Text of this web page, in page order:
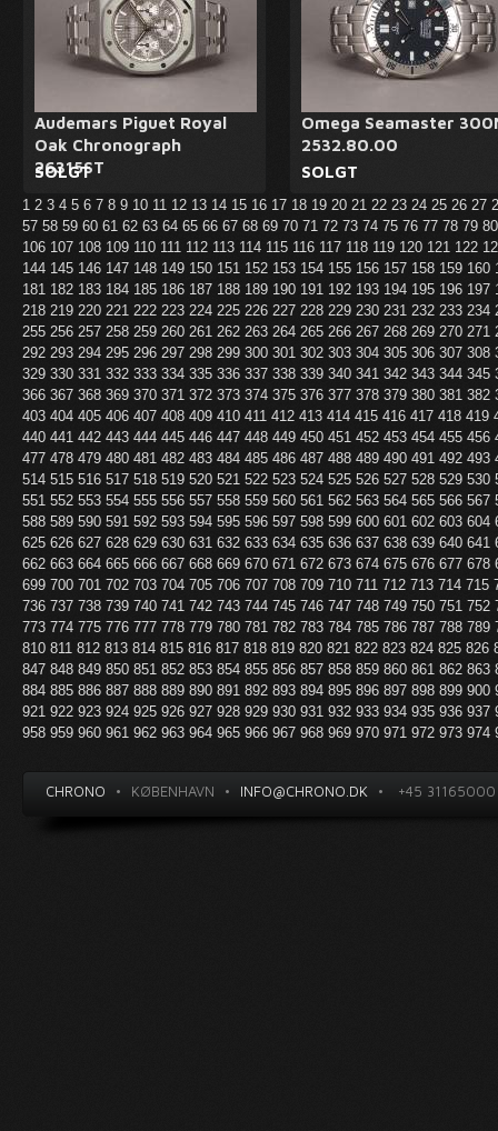
Audemars Piguet Royal
Oak Chronograph
26315ST
SOLGT
Omega Seamaster
2532.80.00
SOLGT
1 2 3 4 5 6 7 8 9 10 11 12 13 14 15 16 17 18 19 20 21 22 23 24 25 26 27
57 58 59 60 61 62 63 64 65 66 67 68 69 70 71 72 73 74 75 76 77 78 79
106 107 108 109 110 111 112 113 114 115 116 117 118 119 120 121 122
144 145 146 147 148 149 150 151 152 153 154 155 156 157 158 159 160
181 182 183 184 185 186 187 188 189 190 191 192 193 194 195 196 197
218 219 220 221 222 223 224 225 226 227 228 229 230 231 232 233 234
255 256 257 258 259 260 261 262 263 264 265 266 267 268 269 270 271
292 293 294 295 296 297 298 299 300 301 302 303 304 305 306 307 308
329 330 331 332 333 334 335 336 337 338 339 340 341 342 343 344 345
366 367 368 369 370 371 372 373 374 375 376 377 378 379 380 381 382
403 404 405 406 407 408 409 410 411 412 413 414 415 416 417 418 419
440 441 442 443 444 445 446 447 448 449 450 451 452 453 454 455 456
477 478 479 480 481 482 483 484 485 486 487 488 489 490 491 492 493
514 515 516 517 518 519 520 521 522 523 524 525 526 527 528 529 530
551 552 553 554 555 556 557 558 559 560 561 562 563 564 565 566 567
588 589 590 591 592 593 594 595 596 597 598 599 600 601 602 603 604
625 626 627 628 629 630 631 632 633 634 635 636 637 638 639 640 641
662 663 664 665 666 667 668 669 670 671 672 673 674 675 676 677 678
699 700 701 702 703 704 705 706 707 708 709 710 711 712 713 714 715
736 737 738 739 740 741 742 743 744 745 746 747 748 749 750 751 752
773 774 775 776 777 778 779 780 781 782 783 784 785 786 787 788 789
810 811 812 813 814 815 816 817 818 819 820 821 822 823 824 825 826
847 848 849 850 851 852 853 854 855 856 857 858 859 860 861 862 863
884 885 886 887 888 889 890 891 892 893 894 895 896 897 898 899 900
921 922 923 924 925 926 927 928 929 930 931 932 933 934 935 936 937
958 959 960 961 962 963 964 965 966 967 968 969 970 971 972 973 974
CHRONO • KØBENHAVN • INFO@CHRONO.DK • +45 31165000